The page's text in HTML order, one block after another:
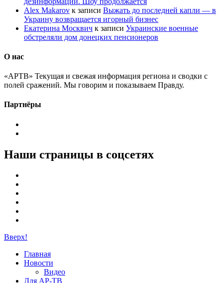
Alex Makarov к записи Выжать до последней капли — в
Украину возвращается игорный бизнес
Екатерина Москвич к записи Украинские военные
обстреляли дом донецких пенсионеров
О нас
«АРТВ» Текущая и свежая информация региона и сводки с
полей сражений. Мы говорим и показываем Правду.
Партнёры
Наши страницы в соцсетях
Вверх!
Главная
Новости
Видео
Для АР-ТВ